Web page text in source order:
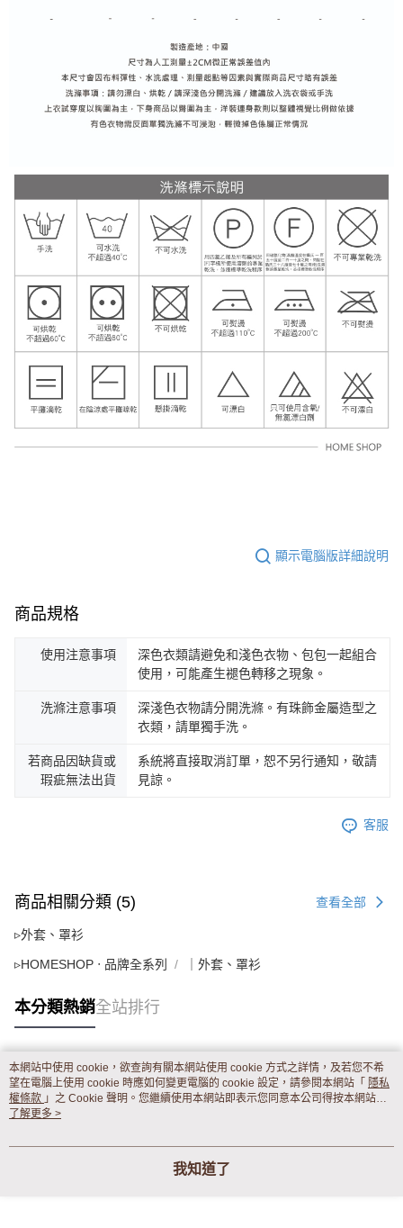
顯示電腦版詳細說明
商品規格
使用注意事項
深色衣類請避免和淺色衣物、包包一起組合
使用，可能產生褪色轉移之現象。
洗滌注意事項
深淺色衣物請分開洗滌。有珠飾金屬造型之
衣類，請單獨手洗。
若商品因缺貨或
瑕疵無法出貨
系統將直接取消訂單，恕不另行通知，敬請
見諒。
客服
商品相關分類 (5) 查看全部
▹外套、罩衫
▹HOMESHOP ‧ 品牌全系列 ｜外套、罩衫
本分類熱銷全站排行
熱門標籤
本網站中使用 cookie，欲查詢有關本網站使用 cookie 方式之詳情，及若您不希
望在電腦上使用 cookie 時應如何變更電腦的 cookie 設定，請參閱本網站「 隱私
權條款 」之 Cookie 聲明。您繼續使用本網站即表示您同意本公司得按本網站使
用條款之 Cookie 聲明使用 cookie。
了解更多 >
我知道了